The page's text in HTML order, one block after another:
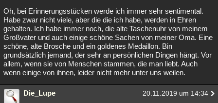
Oh, bei Erinnerungsstücken werde ich immer sehr sentimental.
Habe zwar nicht viele, aber die die ich habe, werden in Ehren
gehalten. Ich habe immer noch, die alte Taschenuhr von meinem
Großvater und auch einige schöne Sachen von meiner Oma. Eine
schöne, alte Brosche und ein goldenes Medaillon. Bin
grundsätzlich jemand, der sehr an persönlichen Dingen hängt. Vor
allem, wenn sie von Menschen stammen, die man liebt. Auch
wenn einige von ihnen, leider nicht mehr unter uns weilen.
Die_Lupe 20.11.2019 um 14:34